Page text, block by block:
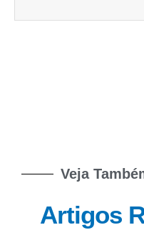
Veja
Artigos